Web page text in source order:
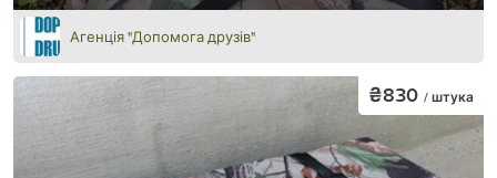
Агенція "Допомога друзів"
₴830 / штука